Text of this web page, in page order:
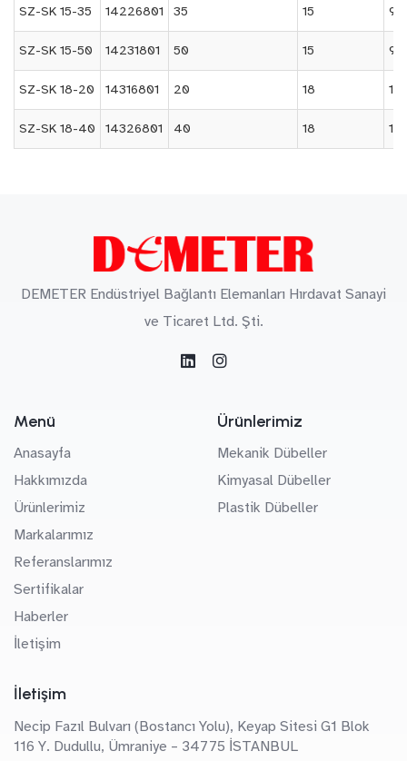
SZ-SK 15-35 14226801 35 15 95
SZ-SK 15-50 14231801 50 15 95
SZ-SK 18-20 14316801 20 18
SZ-SK 18-40 14326801 40 18
DEMETER Endüstriyel Bağlantı Elemanları Hırdavat Sanayi
ve Ticaret Ltd. Şti.
Menü
Anasayfa
Hakkımızda
Ürünlerimiz
Markalarımız
Referanslarımız
Sertifikalar
Haberler
İletişim
Ürünlerimiz
Mekanik Dübeller
Kimyasal Dübeller
Plastik Dübeller
İletişim
Necip Fazıl Bulvarı (Bostancı Yolu), Keyap Sitesi G1 Blok
116 Y. Dudullu, Ümraniye – 34775 İSTANBUL